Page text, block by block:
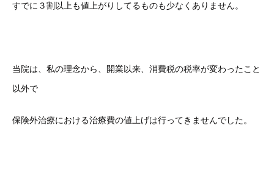
すでに３割以上も値上がりしてるものも少なくありません。
当院は、私の理念から、開業以来、消費税の税率が変わったこと
以外で
保険外治療における治療費の値上げは行ってきませんでした。